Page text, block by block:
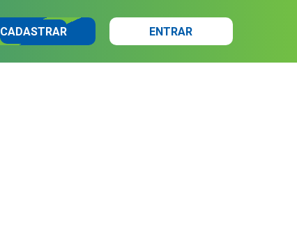
CADASTRAR ENTRAR